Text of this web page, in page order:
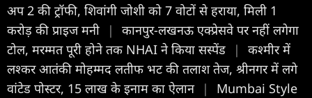
अप 2 की ट्रॉफी, शिवांगी जोशी को 7 वोटों से हराया, मिली 1
करोड़ की प्राइज मनी
|
कानपुर-लखनऊ एक्प्रेसवे पर नहीं लगेगा
टोल, मरम्मत पूरी होने तक NHAI ने किया सस्पेंड
|
कश्मीर में
लश्कर आतंकी मोहम्मद लतीफ भट की तलाश तेज, श्रीनगर में लगे
वांटेड पोस्टर, 15 लाख के इनाम का ऐलान |
Mumbai Style